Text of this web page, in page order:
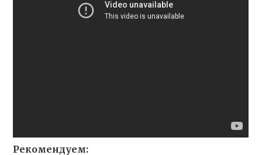
Рекомендуем: